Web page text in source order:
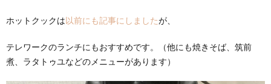
ホットクックは以前にも記事にしましたが、
テレワークのランチにもおすすめです。（他にも焼きそば、筑前
煮、ラタトゥユなどのメニューがあります）